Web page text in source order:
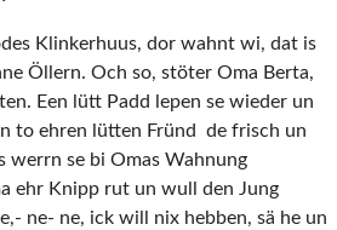
Klinkerhuus, dor wahnt wi, dat is
Öllern. Och so, stöter Oma Berta,
Een lütt Padd lepen se wieder un
to ehren lütten Fründ de frisch un
werrn se bi Omas Wahnung
ehr Knipp rut un wull den Jung
ne- ne, ick will nix hebben, sä he un